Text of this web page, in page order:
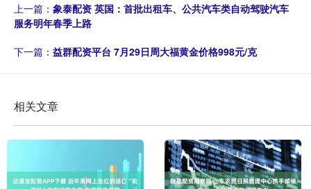
上一篇： 象泰配资 英国：首批出租车、公共汽车类自动驾驶汽车
服务明年春季上路
下一篇： 益群配资平台 7月29日周大福黄金价格998元/克
相关文章